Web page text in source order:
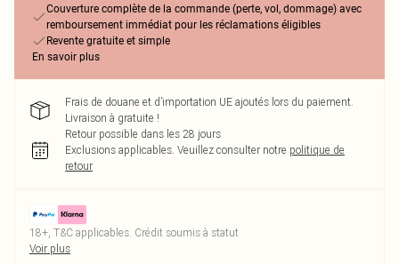
Couverture complète de la commande (perte, vol, dommage) avec
remboursement immédiat pour les réclamations éligibles
Revente gratuite et simple
En savoir plus
Frais de douane et d’importation UE ajoutés lors du paiement.
Livraison à gratuite !
Retour possible dans les 28 jours
Exclusions applicables. Veuillez consulter notre politique de
retour
18+, T&C applicables. Crédit soumis à statut
Voir plus